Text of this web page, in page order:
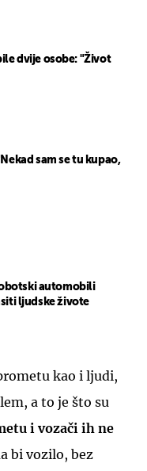
dvije osobe: "Život
sam se tu kupao,
automobili
ljudske živote
kao i ljudi,
a to je što su
i vozači ih ne
bi vozilo, bez